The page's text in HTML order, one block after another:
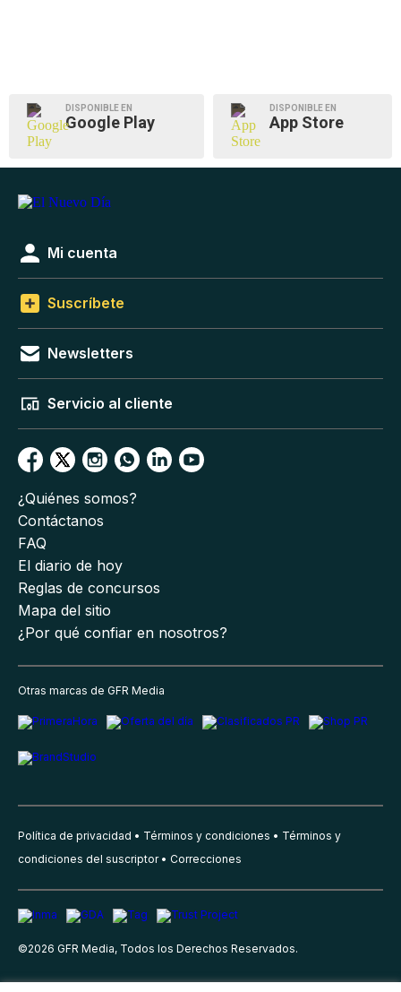
DISPONIBLE EN
Google Play
DISPONIBLE EN
App Store
Mi cuenta
Suscríbete
Newsletters
Servicio al cliente
¿Quiénes somos?
Contáctanos
FAQ
El diario de hoy
Reglas de concursos
Mapa del sitio
¿Por qué confiar en nosotros?
Otras marcas de GFR Media
Política de privacidad Términos y condiciones
Términos y
condiciones del suscriptor
Correcciones
©2026 GFR Media, Todos los Derechos Reservados.